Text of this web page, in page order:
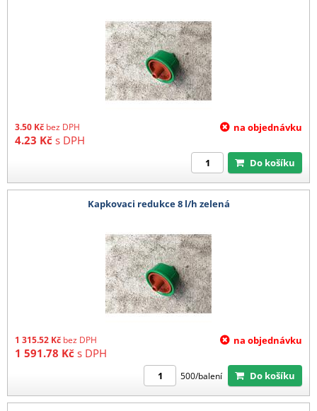
3.50 Kč bez DPH
4.23 Kč s DPH
na objednávku
Do košíku
Kapkovaci redukce 8 l/h zelená
1 315.52 Kč bez DPH
1 591.78 Kč s DPH
na objednávku
500/balení Do košíku